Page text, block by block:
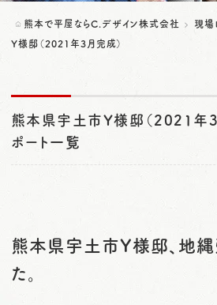
熊本で平屋ならC.デザイン株式会社 現場
Y様邸（2021年3月完成）
熊本県宇土市Y様邸（2021年3
ポート一覧
熊本県宇土市Y様邸、地縄
た。